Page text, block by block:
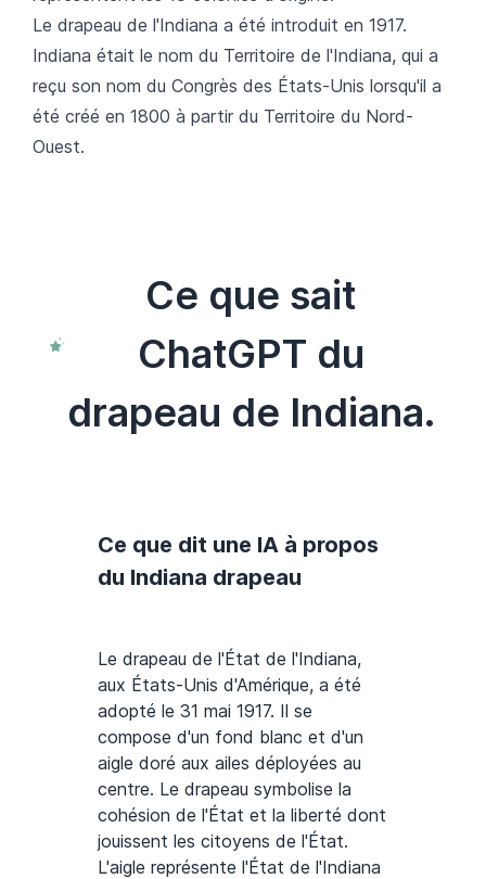
Le drapeau de l'Indiana a été introduit en 1917.
Indiana était le nom du Territoire de l'Indiana, qui a
reçu son nom du Congrès des États-Unis lorsqu'il a
été créé en 1800 à partir du Territoire du Nord-
Ouest.
Ce que sait
ChatGPT du
drapeau de Indiana.
Ce que dit une IA à propos
du Indiana drapeau
Le drapeau de l'État de l'Indiana,
aux États-Unis d'Amérique, a été
adopté le 31 mai 1917. Il se
compose d'un fond blanc et d'un
aigle doré aux ailes déployées au
centre. Le drapeau symbolise la
cohésion de l'État et la liberté dont
jouissent les citoyens de l'État.
L'aigle représente l'État de l'Indiana